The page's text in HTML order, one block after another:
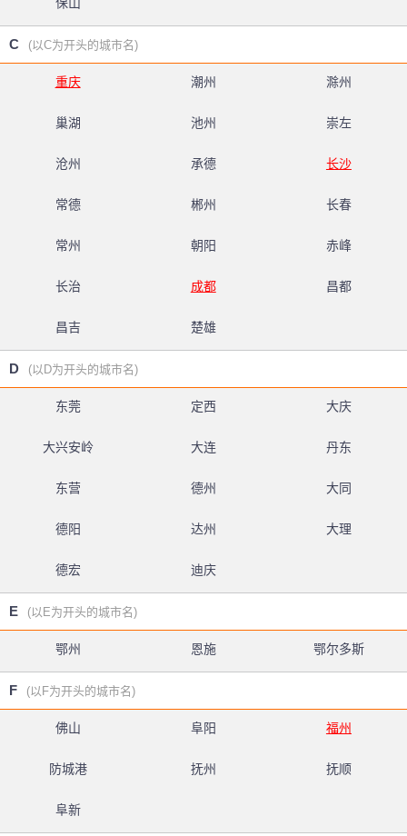
C (以C为开头的城市名)
重庆 潮州 滁州
巢湖 池州 崇左
沧州 承德 长沙
常德 郴州 长春
常州 朝阳 赤峰
长治 成都 昌都
昌吉 楚雄
D (以D为开头的城市名)
东莞 定西 大庆
大兴安岭 大连 丹东
东营 德州 大同
德阳 达州 大理
德宏 迪庆
E (以E为开头的城市名)
鄂州 恩施 鄂尔多斯
F (以F为开头的城市名)
佛山 阜阳 福州
防城港 抚州 抚顺
阜新